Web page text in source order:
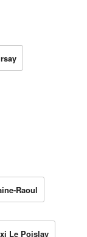
Raoul
Le Poislay